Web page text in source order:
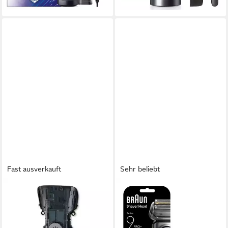
Fast ausverkauft
Ersatzscherteil Braun
Gehäuse Vorderteil mit
Schalter zu Braun Rasierer
Sehr beliebt
BRAUN
Ersatzscherkopf Series 9
96M, Kompatibel mit allen
Braun Series 9 Rasierern,